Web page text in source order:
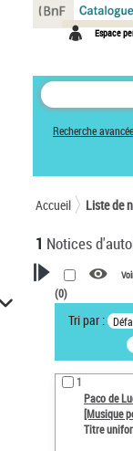
Espace
Recherche avancée
Accueil Liste de
1 Notices
VOTRE
Recherche
notices
Œuvres liées à
Paco de
(0)
Tri par :
1
Paco de
[Musique
Titre
Panneau de gestion des